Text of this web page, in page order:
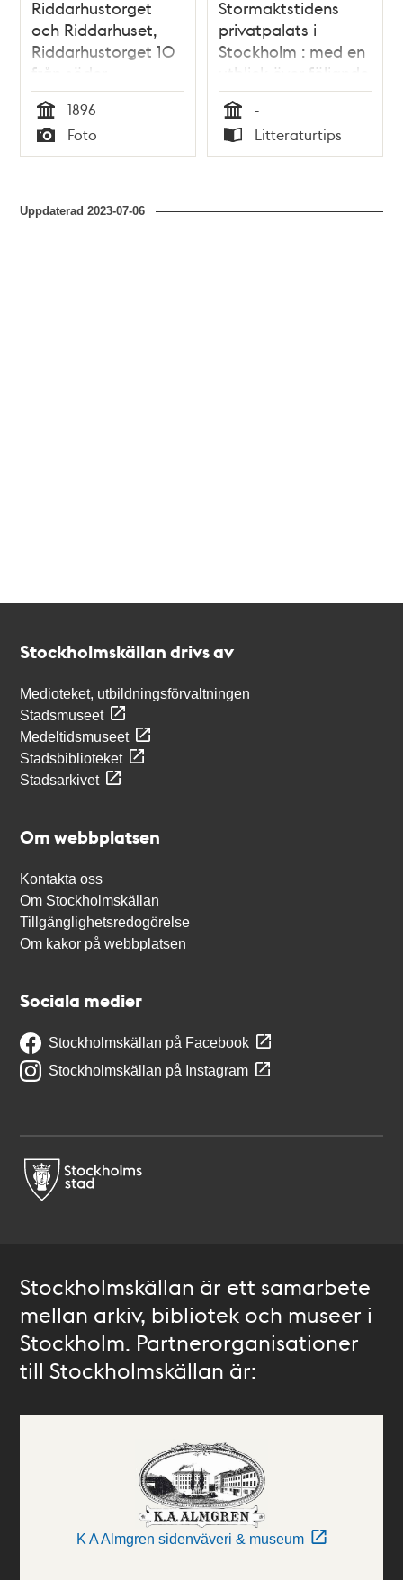
Riddarhustorget
och Riddarhuset,
Riddarhustorget 10
från söder
Tid
1896
Typ
Foto
Stormaktstidens
privatpalats i
Stockholm : med en
utblick över följande
sekler / Martin Arvid
Ohlsson
Tid
-
Typ
Litteraturtips
Uppdaterad2023-07-06
Stockholmskällan drivs av
Medioteket, utbildningsförvaltningen
Stadsmuseet
Medeltidsmuseet
Stadsbiblioteket
Stadsarkivet
Om webbplatsen
Kontakta oss
Om Stockholmskällan
Tillgänglighetsredogörelse
Om kakor på webbplatsen
Sociala medier
Stockholmskällan på Facebook
Stockholmskällan på Instagram
Stockholmskällan är ett samarbete
mellan arkiv, bibliotek och museer i
Stockholm. Partnerorganisationer
till Stockholmskällan är:
K A Almgren sidenväveri & museum